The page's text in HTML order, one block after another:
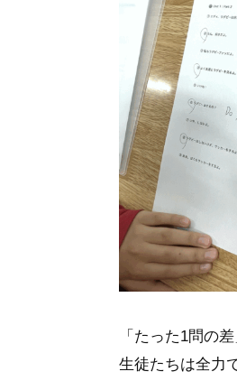
「たった1問の
生徒たちは全力